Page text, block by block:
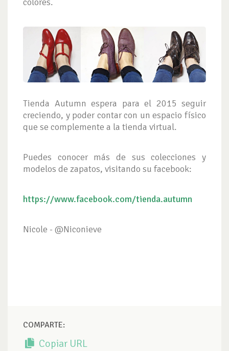
Tienda Autumn espera para el 2015 seguir
creciendo, y poder contar con un espacio físico
que se complemente a la tienda virtual.
Puedes conocer más de sus colecciones y
modelos de zapatos, visitando su facebook:
https://www.facebook.com/tienda.autumn
Nicole - @Niconieve
COMPARTE:
Copiar URL